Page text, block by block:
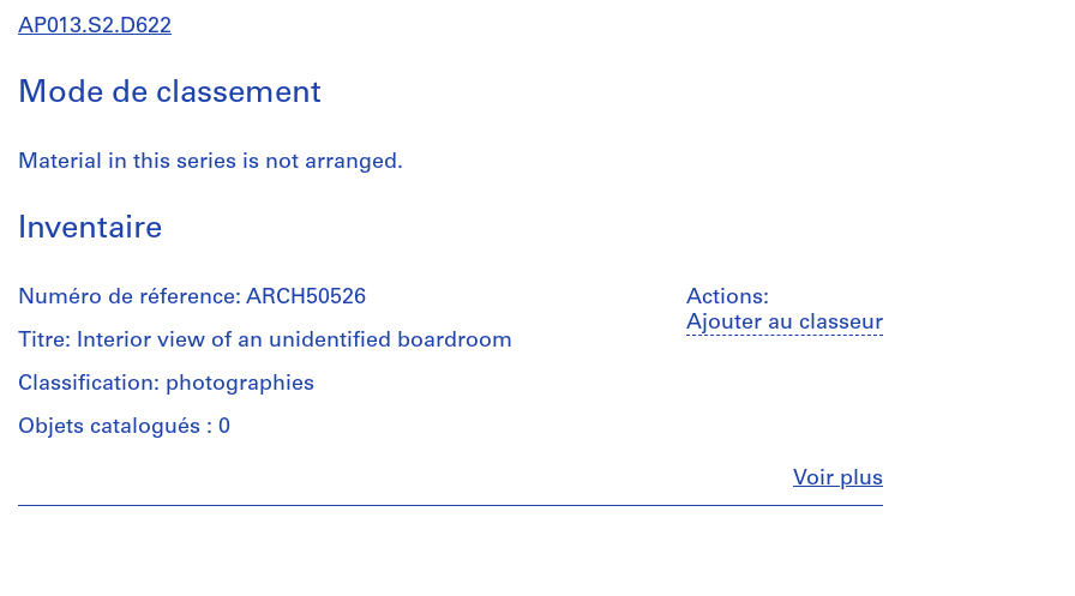
AP013.S2.D622
Mode de classement
Material in this series is not arranged.
Inventaire
Actions:
Ajouter au classeur
Voir plusFermer
Numéro de réference: ARCH50526
Titre: Interior view of an unidentified boardroom
Classification: photographies
Objets catalogués : 0
et